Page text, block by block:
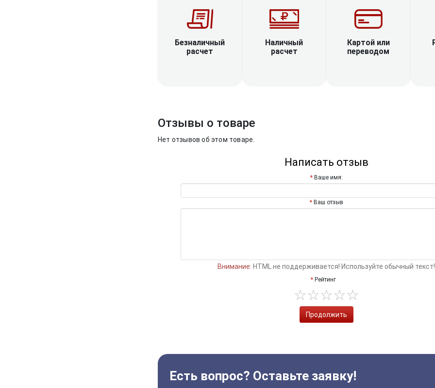
Безналичный
расчет
Наличный
расчет
Картой или
переводом
Отзывы о товаре
Нет отзывов об этом товаре.
Написать отзыв
Ваше имя:
Ваш отзыв
Внимание: HTML не поддерживается! Используйте обычный текст!
Рейтинг
Продолжить
Есть вопрос? Оставьте заявку!